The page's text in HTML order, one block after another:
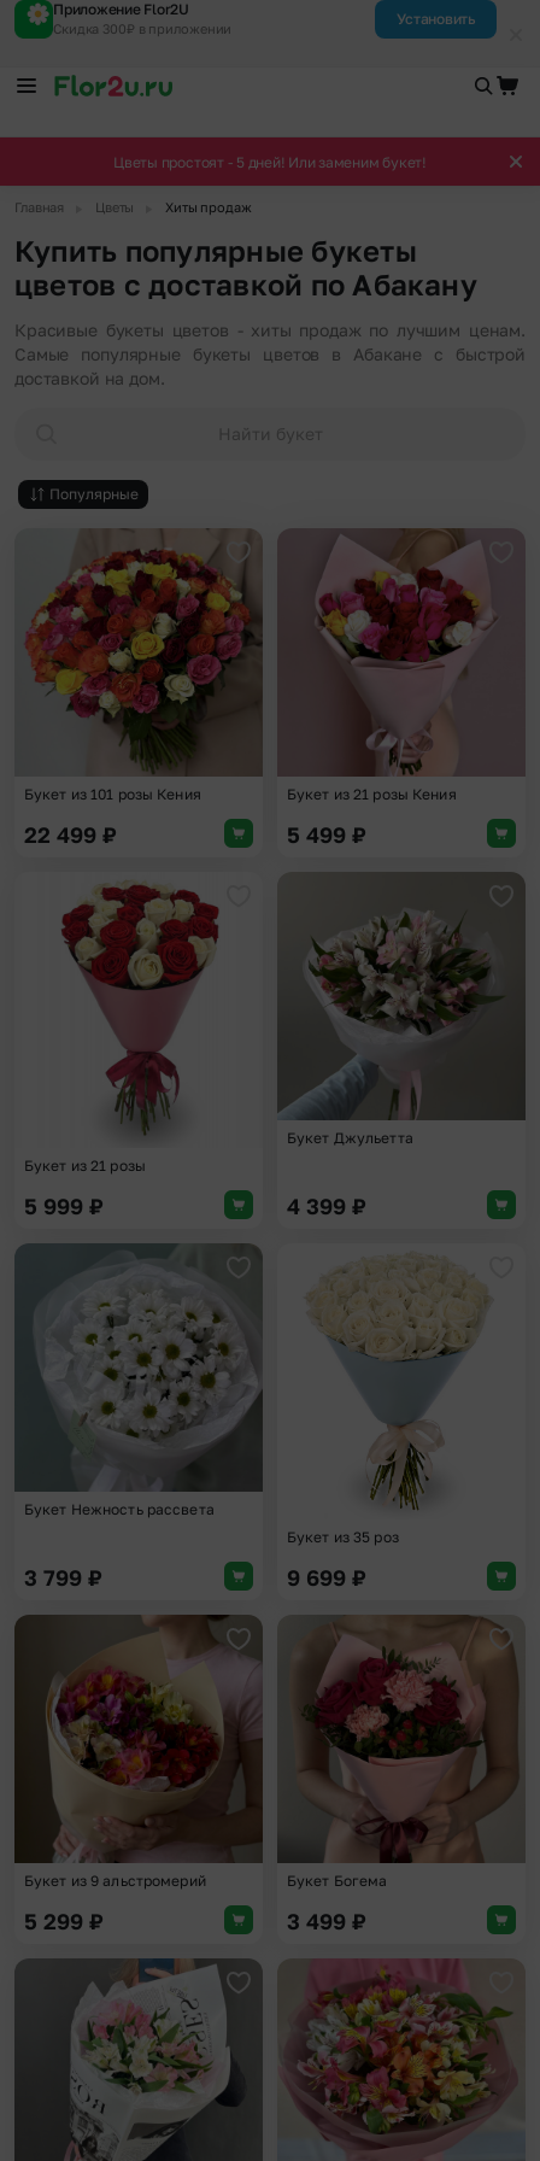
Приложение Flor2U
Скидка 300₽ в приложении
Установить
Цветы простоят - 5 дней! Или заменим букет!
Главная Цветы Хиты продаж
Купить популярные букеты
цветов с доставкой по Абакану
Красивые букеты цветов - хиты продаж по лучшим ценам.
Самые популярные букеты цветов в Абакане с быстрой
доставкой на дом.
Найти букет
Популярные
Добавить в избранное
Букет из 101 розы Кения
22 499 ₽
Букет из 21 розы Кения
5 499 ₽
Добавить в избранное
Букет из 21 розы
5 999 ₽
Букет Джульетта
4 399 ₽
Добавить в избранное
Букет Нежность рассвета
3 799 ₽
Букет из 35 роз
9 699 ₽
Добавить в избранное
Букет из 9 альстромерий
5 299 ₽
Букет Богема
3 499 ₽
Добавить в избранное